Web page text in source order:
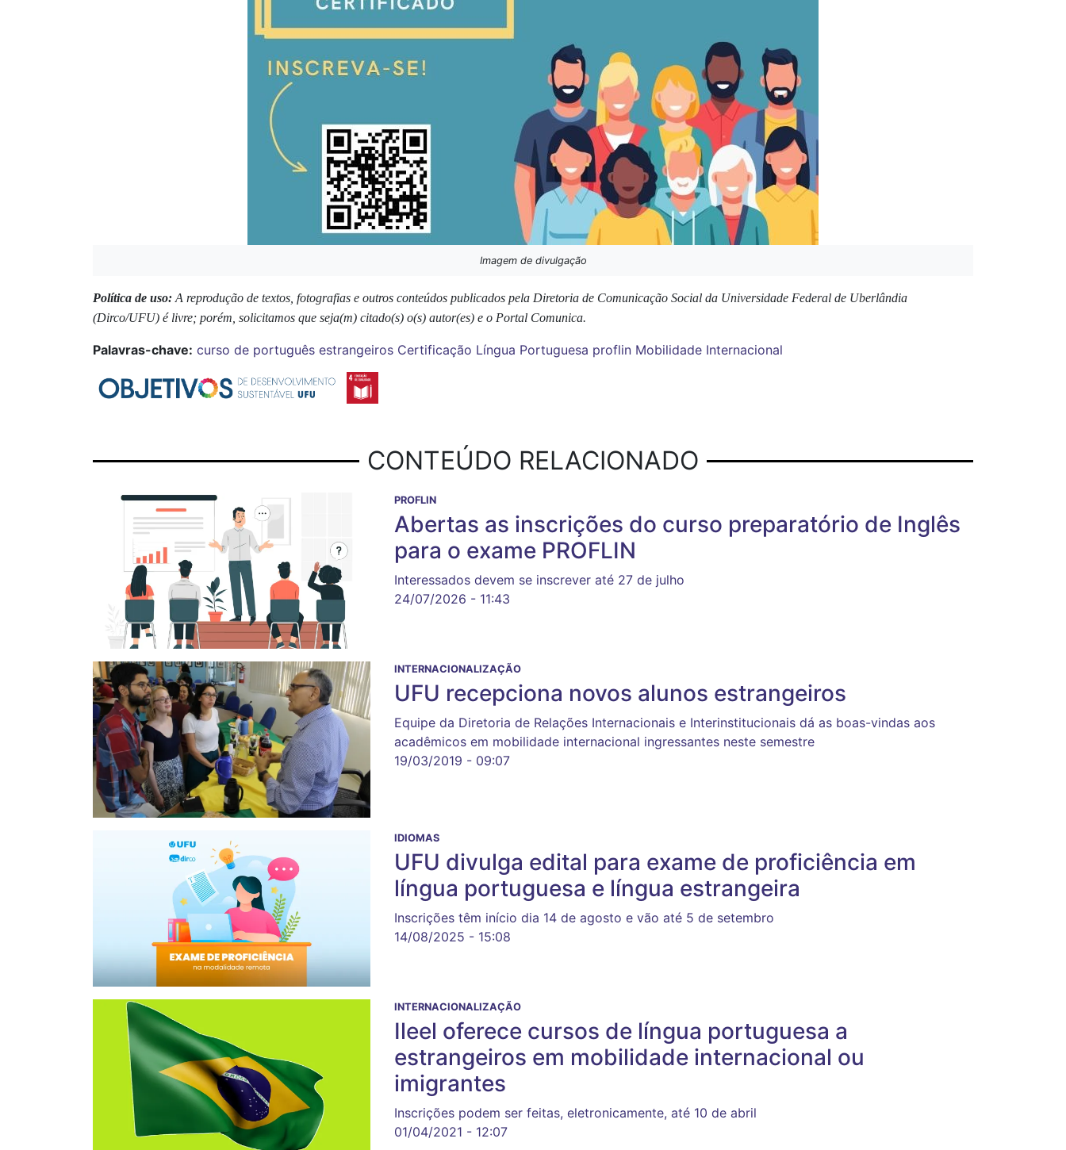
Imagem de divulgação
Política de uso: A reprodução de textos, fotografias e outros conteúdos publicados pela Diretoria de Comunicação Social da Universidade Federal de Uberlândia
(Dirco/UFU) é livre; porém, solicitamos que seja(m) citado(s) o(s) autor(es) e o Portal Comunica.
Palavras-chave: curso de português estrangeiros Certificação Língua Portuguesa proflin Mobilidade Internacional
CONTEÚDO RELACIONADO
PROFLIN
Abertas as inscrições do curso preparatório de Inglês
para o exame PROFLIN
Interessados devem se inscrever até 27 de julho
24/07/2026 - 11:43
INTERNACIONALIZAÇÃO
UFU recepciona novos alunos estrangeiros
Equipe da Diretoria de Relações Internacionais e Interinstitucionais dá as boas-vindas aos
acadêmicos em mobilidade internacional ingressantes neste semestre
19/03/2019 - 09:07
IDIOMAS
UFU divulga edital para exame de proficiência em
língua portuguesa e língua estrangeira
Inscrições têm início dia 14 de agosto e vão até 5 de setembro
14/08/2025 - 15:08
INTERNACIONALIZAÇÃO
Ileel oferece cursos de língua portuguesa a
estrangeiros em mobilidade internacional ou
imigrantes
Inscrições podem ser feitas, eletronicamente, até 10 de abril
01/04/2021 - 12:07